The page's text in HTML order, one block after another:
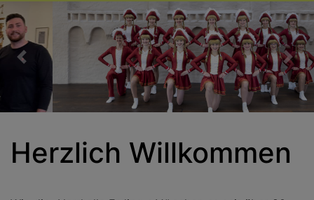
Previous Next
Herzlich Willkommen